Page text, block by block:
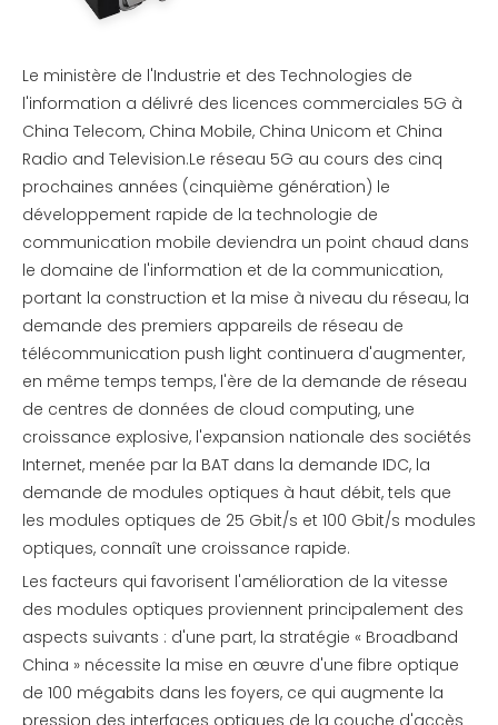
Le ministère de l'Industrie et des Technologies de
l'information a délivré des licences commerciales 5G à
China Telecom, China Mobile, China Unicom et China
Radio and Television.Le réseau 5G au cours des cinq
prochaines années (cinquième génération) le
développement rapide de la technologie de
communication mobile deviendra un point chaud dans
le domaine de l'information et de la communication,
portant la construction et la mise à niveau du réseau, la
demande des premiers appareils de réseau de
télécommunication push light continuera d'augmenter,
en même temps temps, l'ère de la demande de réseau
de centres de données de cloud computing, une
croissance explosive, l'expansion nationale des sociétés
Internet, menée par la BAT dans la demande IDC, la
demande de modules optiques à haut débit, tels que
les modules optiques de 25 Gbit/s et 100 Gbit/s modules
optiques, connaît une croissance rapide.
Les facteurs qui favorisent l'amélioration de la vitesse
des modules optiques proviennent principalement des
aspects suivants : d'une part, la stratégie « Broadband
China » nécessite la mise en œuvre d'une fibre optique
de 100 mégabits dans les foyers, ce qui augmente la
pression des interfaces optiques de la couche d'accès